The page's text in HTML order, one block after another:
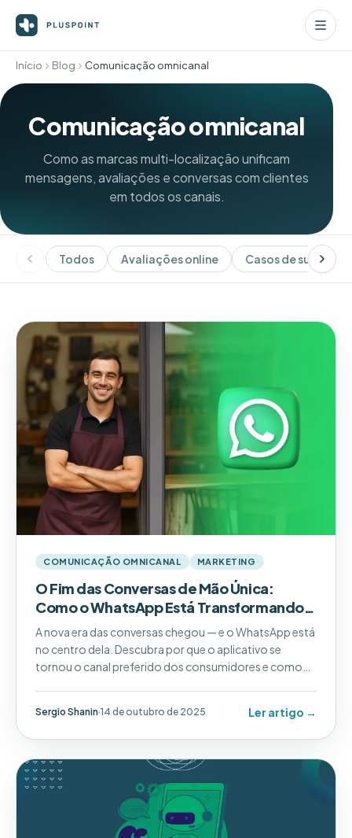
Início Blog Comunicação omnicanal
Comunicação omnicanal
Como as marcas multi-localização unificam
mensagens, avaliações e conversas com clientes
em todos os canais.
Todos Avaliações online Casos de sucesso
COMUNICAÇÃO OMNICANAL MARKETING
O Fim das Conversas de Mão Única:
Como o WhatsApp Está Transformando
as Marcas
A nova era das conversas chegou — e o WhatsApp está
no centro dela. Descubra por que o aplicativo se
tornou o canal preferido dos consumidores e como
resultados.
Sergio Shanin·14 de outubro de 2025 Ler artigo →